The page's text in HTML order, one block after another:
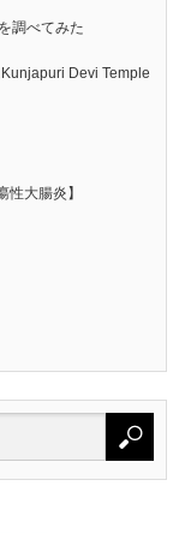
調べてみた
Devi Temple
大腸炎】